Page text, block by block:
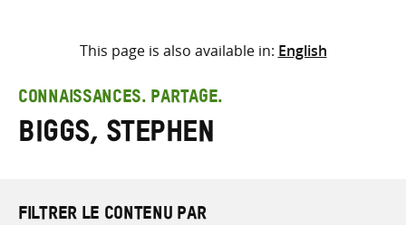
Sélectionner l’emplacement
Saisir
les
termes
This page is also available in: English
CONNAISSANCES. PARTAGE.
Biggs, Stephen
FILTRER LE CONTENU PAR